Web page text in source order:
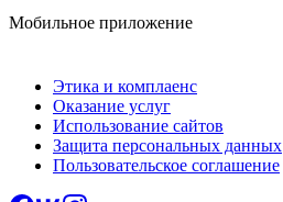
Мобильное приложение
Этика и комплаенс
Оказание услуг
Использование сайтов
Защита персональных данных
Пользовательское соглашение